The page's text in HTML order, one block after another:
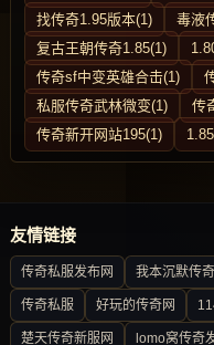
找传奇1.95版本(1)
毒液
复古王朝传奇1.85(1)
传奇sf中变英雄合击(1)
私服传奇武林微变(1)
传
传奇新开网站195(1)
友情链接
传奇私服发布网 我本沉默传奇
传奇私服 好玩的传奇网
楚天传奇新服网 lomo窝传奇